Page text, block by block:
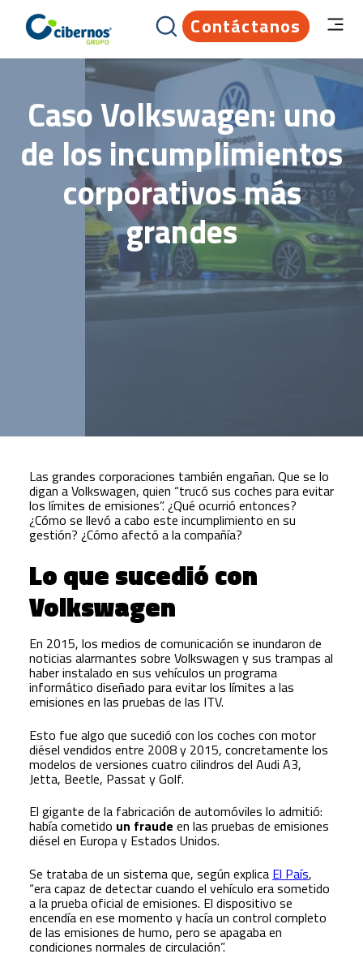
Contáctanos
Caso Volkswagen: uno
de los incumplimientos
corporativos más
grandes
Las grandes corporaciones también engañan. Que se lo
digan a Volkswagen, quien “trucó sus coches para evitar
los límites de emisiones”. ¿Qué ocurrió entonces?
¿Cómo se llevó a cabo este incumplimiento en su
gestión? ¿Cómo afectó a la compañía?
Lo que sucedió con
Volkswagen
En 2015, los medios de comunicación se inundaron de
noticias alarmantes sobre Volkswagen y sus trampas al
haber instalado en sus vehículos un programa
informático diseñado para evitar los límites a las
emisiones en las pruebas de las ITV.
Esto fue algo que sucedió con los coches con motor
diésel vendidos entre 2008 y 2015, concretamente los
modelos de versiones cuatro cilindros del Audi A3,
Jetta, Beetle, Passat y Golf.
El gigante de la fabricación de automóviles lo admitió:
había cometido un fraude en las pruebas de emisiones
diésel en Europa y Estados Unidos.
Se trataba de un sistema que, según explica El País,
“era capaz de detectar cuando el vehículo era sometido
a la prueba oficial de emisiones. El dispositivo se
encendía en ese momento y hacía un control completo
de las emisiones de humo, pero se apagaba en
condiciones normales de circulación”.